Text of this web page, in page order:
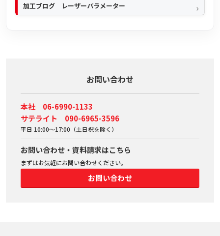
加工ブログ レーザーパラメーター
お問い合わせ
本社 06-6990-1133
サテライト 090-6965-3596
平日 10:00～17:00（土日祝を除く）
お問い合わせ・資料請求はこちら
まずはお気軽にお問い合わせください。
お問い合わせ